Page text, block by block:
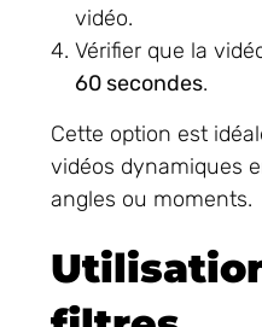
vidéo.
Vérifier que la
60 secondes.
Cette option est
vidéos dynamiques
angles ou moments.